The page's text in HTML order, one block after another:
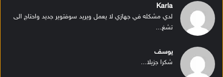
Karla
لدي مشكله في جهازي لا يعمل ويريد سوفتوير جديد واحتاج الى
تشغ...
يوسف
شكرا جزيلا...